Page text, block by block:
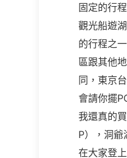
固定的行
觀光船遊
的行程之
區跟其他
同，東京
會請你擺
我還真的
P），洞爺
在大家登